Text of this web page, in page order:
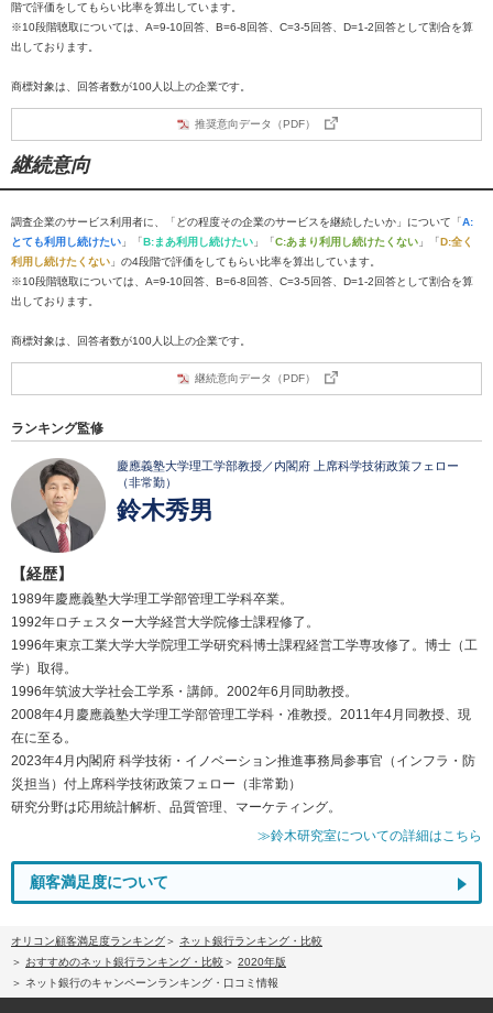
階で評価をしてもらい比率を算出しています。
※10段階聴取については、A=9-10回答、B=6-8回答、C=3-5回答、D=1-2回答として割合を算
出しております。
商標対象は、回答者数が100人以上の企業です。
推奨意向データ（PDF）
継続意向
調査企業のサービス利用者に、「どの程度その企業のサービスを継続したいか」について「A:
とても利用し続けたい 」「B:まあ利用し続けたい 」「C:あまり利用し続けたくない 」「D:全く
利用し続けたくない 」の4段階で評価をしてもらい比率を算出しています。
※10段階聴取については、A=9-10回答、B=6-8回答、C=3-5回答、D=1-2回答として割合を算
出しております。
商標対象は、回答者数が100人以上の企業です。
継続意向データ（PDF）
ランキング監修
慶應義塾大学理工学部教授／内閣府 上席科学技術政策フェロー
（非常勤）
鈴木秀男
【経歴】
1989年慶應義塾大学理工学部管理工学科卒業。
1992年ロチェスター大学経営大学院修士課程修了。
1996年東京工業大学大学院理工学研究科博士課程経営工学専攻修了。博士（工
学）取得。
1996年筑波大学社会工学系・講師。2002年6月同助教授。
2008年4月慶應義塾大学理工学部管理工学科・准教授。2011年4月同教授、現
在に至る。
2023年4月内閣府 科学技術・イノベーション推進事務局参事官（インフラ・防
災担当）付上席科学技術政策フェロー（非常勤）
研究分野は応用統計解析、品質管理、マーケティング。
≫鈴木研究室についての詳細はこちら
顧客満足度について
オリコン顧客満足度ランキング
ネット銀行ランキング・比較
おすすめのネット銀行ランキング・比較
2020年版
ネット銀行のキャンペーンランキング・口コミ情報